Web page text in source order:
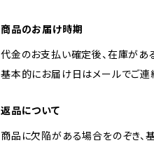
商品のお届け時期
代金のお支払い確定後、在庫があ
基本的にお届け日はメールでご連
返品について
商品に欠陥がある場合をのぞき、